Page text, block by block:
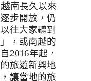
南長久以來
步開放，仍
往大家聽到
，或南越的
2016年起，
旅遊新興地
讓當地的旅